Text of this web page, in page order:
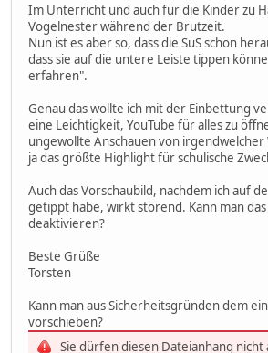
Im Unterricht und auch für die Kinder zu
Vogelnester während der Brutzeit.
Nun ist es aber so, dass die SuS schon
dass sie auf die untere Leiste tippen
erfahren".
Genau das wollte ich mit der Einbettung
eine Leichtigkeit, YouTube für alles zu
ungewollte Anschauen von
ja das größte Highlight für schulische
Auch das Vorschaubild, nachdem ich auf
getippt habe, wirkt störend. Kann man
deaktivieren?
Beste Grüße
Torsten
Kann man aus Sicherheitsgründen dem
vorschieben?
Sie dürfen diesen Dateianhang nicht